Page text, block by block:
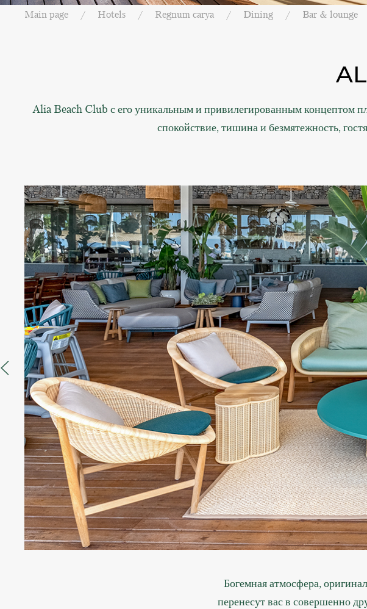
Main page Hotels Regnum carya Dining Bar & lounge
Alia Beach Club с его уникальным и привилегированным концептом
спокойствие, тишина и безмятежность,
Богемная атмосфера,
перенесут вас в совершенно